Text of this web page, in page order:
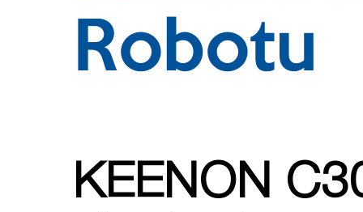
Robotu
KEENON